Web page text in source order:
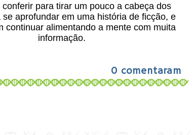
conferir para tirar um pouco a cabeça dos
se aprofundar em uma história de ficção, e
continuar alimentando a mente com muita
informação.
0 comentaram